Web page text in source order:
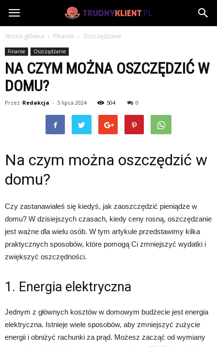
TrudnyKlient.pl
Strona główna Finanse Oszczędzanie
Finanse Oszczędzanie
NA CZYM MOŻNA OSZCZĘDZIĆ W
DOMU?
Przez Redakcja - 5 lipca 2024 504 0
Na czym można oszczędzić w
domu?
Czy zastanawiałeś się kiedyś, jak zaoszczędzić pieniądze w
domu? W dzisiejszych czasach, kiedy ceny rosną, oszczędzanie
jest ważne dla wielu osób. W tym artykule przedstawimy kilka
praktycznych sposobów, które pomogą Ci zmniejszyć wydatki i
zwiększyć oszczędności.
1. Energia elektryczna
Jednym z głównych kosztów w domowym budżecie jest energia
elektryczna. Istnieje wiele sposobów, aby zmniejszyć zużycie
energii i obniżyć rachunki za prąd. Możesz zacząć od wymiany